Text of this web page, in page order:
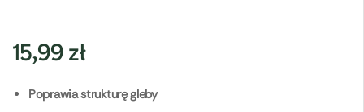
15,99zł
Poprawia strukturę gleby